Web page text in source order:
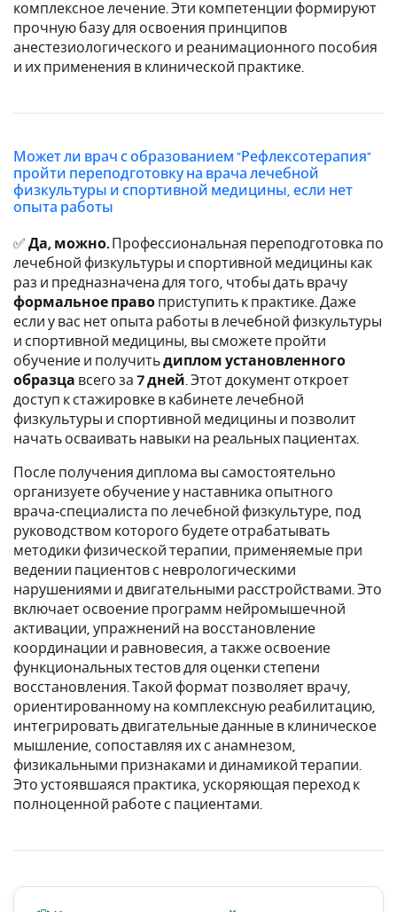
комплексное лечение. Эти компетенции формируют
прочную базу для освоения принципов
анестезиологического и реанимационного пособия
и их применения в клинической практике.
Может ли врач с образованием "Рефлексотерапия"
пройти переподготовку на врача лечебной
физкультуры и спортивной медицины, если нет
опыта работы
✅ Да, можно. Профессиональная переподготовка по
лечебной физкультуры и спортивной медицины как
раз и предназначена для того, чтобы дать врачу
формальное право приступить к практике. Даже
если у вас нет опыта работы в лечебной физкультуры
и спортивной медицины, вы сможете пройти
обучение и получитьдиплом установленного
образца всего за 7 дней . Этот документ откроет
доступ к стажировке в кабинете лечебной
физкультуры и спортивной медицины и позволит
начать осваивать навыки на реальных пациентах.
После получения диплома вы самостоятельно
организуете обучение у наставника опытного
врача‑специалиста по лечебной физкультуре, под
руководством которого будете отрабатывать
методики физической терапии, применяемые при
ведении пациентов с неврологическими
нарушениями и двигательными расстройствами. Это
включает освоение программ нейромышечной
активации, упражнений на восстановление
координации и равновесия, а также освоение
функциональных тестов для оценки степени
восстановления. Такой формат позволяет врачу,
ориентированному на комплексную реабилитацию,
интегрировать двигательные данные в клиническое
мышление, сопоставляя их с анамнезом,
физикальными признаками и динамикой терапии.
Это устоявшаяся практика, ускоряющая переход к
полноценной работе с пациентами.